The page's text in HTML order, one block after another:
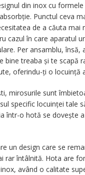
din inox cu
Punctul ceva
de a căuta mai
cazul în care aparatul
Per ansamblu, însă,
bine treaba și te scapă
oferindu-ți o locuință
mirosurile sunt
specific locuinței tale
într-o hotă se dovește
un design care se
rar întâlnită. Hota are
având o calitate